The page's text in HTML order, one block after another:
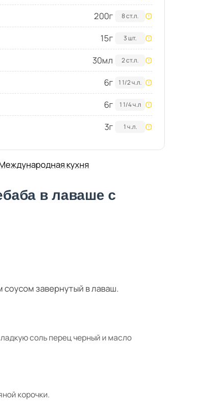
200г 8 ст.л.
15г 3 шт.
30мл 2 ст.л.
6г 1 1/2 ч.л.
6г 1 1/4 ч.л
3г 1 ч.л.
кухня
в лаваше с
завернутый в лаваш.
соль перец черный и масло
корочки.